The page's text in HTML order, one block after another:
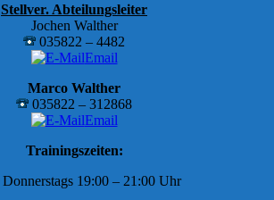
Stellver. Abteilungsleiter
Jochen Walther
035822 – 4482
Email
Marco Walther
035822 – 312868
Email
Trainingszeiten:
Donnerstags 19:00 – 21:00 Uhr